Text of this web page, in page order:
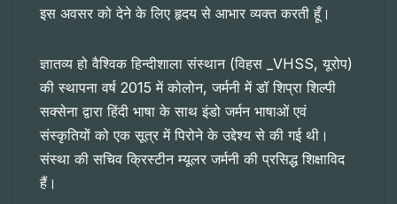
इस अवसर को देने के लिए हृदय से आभार व्यक्त करती हूँ।
ज्ञातव्य हो वैश्विक हिन्दीशाला संस्थान (विहस _VHSS, यूरोप)
की स्थापना वर्ष 2015 में कोलोन, जर्मनी में डॉ शिप्रा शिल्पी
सक्सेना द्वारा हिंदी भाषा के साथ इंडो जर्मन भाषाओं एवं
संस्कृतियों को एक सूत्र में पिरोने के उद्देश्य से की गई थी।
संस्था की सचिव क्रिस्टीन म्यूलर जर्मनी की प्रसिद्ध शिक्षाविद
हैं।